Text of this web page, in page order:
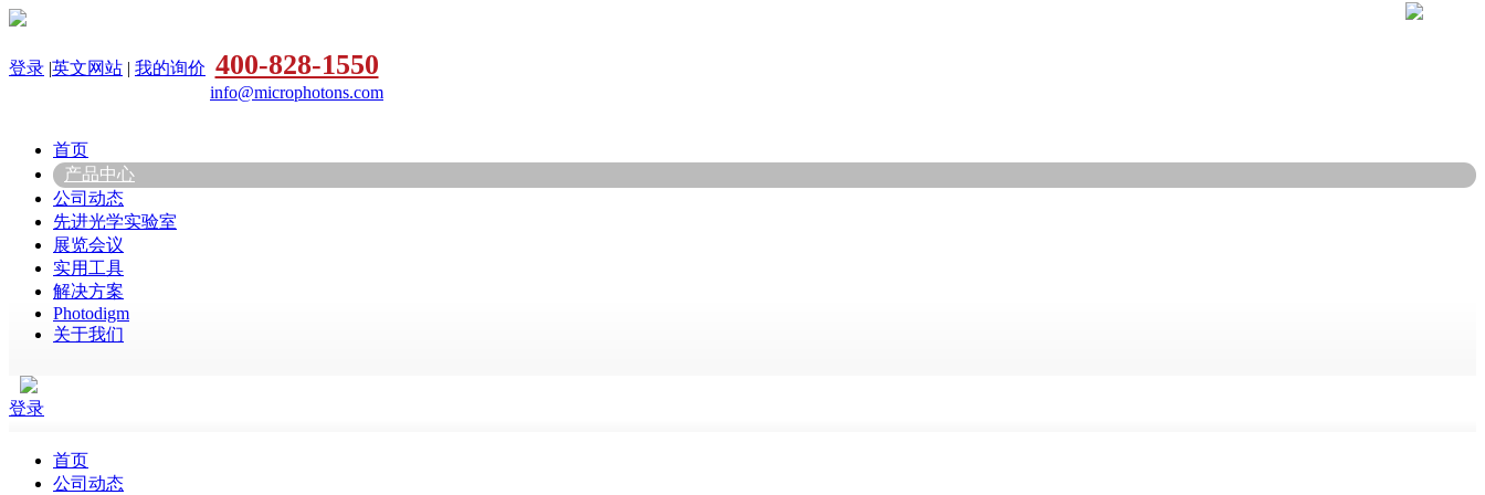
登录 |英文网站 | 我的询价 400-828-1550
info@microphotons.com
首页
产品中心
公司动态
先进光学实验室
展览会议
实用工具
解决方案
Photodigm
关于我们
登录
首页
公司动态